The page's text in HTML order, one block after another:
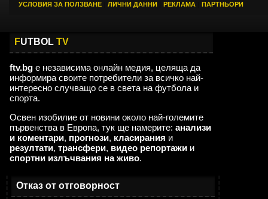
УСЛОВИЯ ЗА ПОЛЗВАНЕ ЛИЧНИ ДАННИ РЕКЛАМА ПАРТНЬОРИ
FUTBOL TV
ftv.bg е независима онлайн медия, целяща да
информира своите потребители за всичко най-
интересно случващо се в света на футбола и
спорта.
Освен изобилие от новини около най-големите
първенства в Европа, тук ще намерите: анализи
и коментари, прогнози, класирания и
резултати, трансфери, видео репортажи и
спортни излъчвания на живо.
Отказ от отговорност